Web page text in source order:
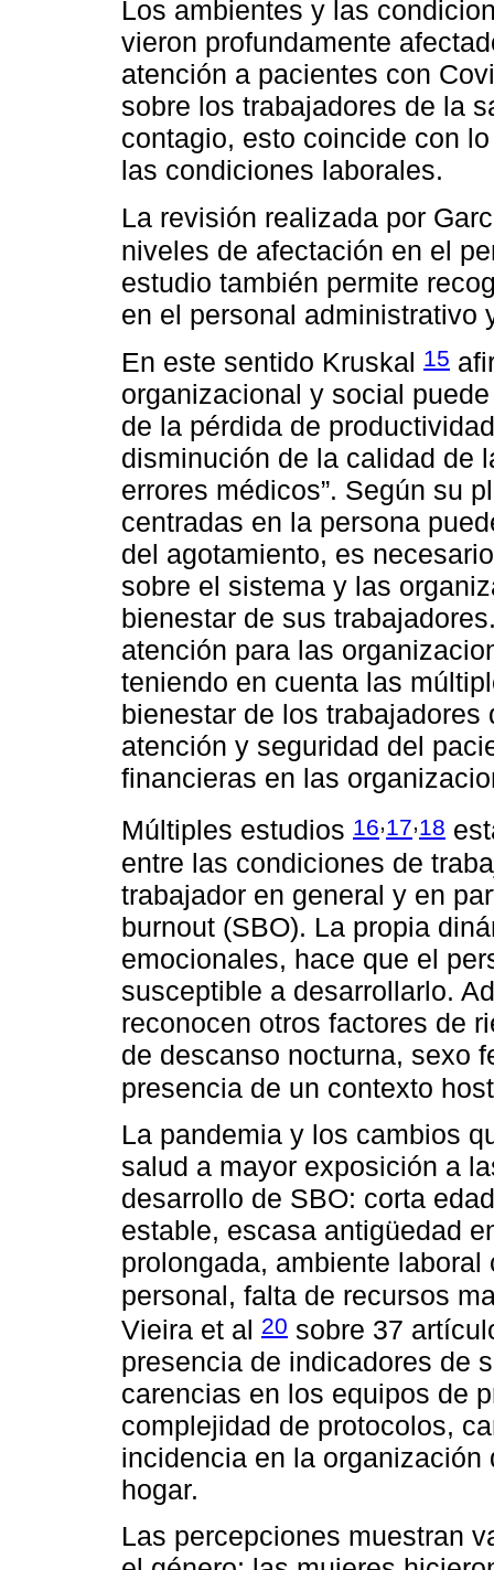
Los ambientes y las
vieron profundamente
atención a pacientes con
sobre los trabajadores de la
contagio, esto coincide con
las condiciones laborales.
La revisión realizada por
niveles de afectación en el
estudio también permite
en el personal administrativo
En este sentido Kruskal 15
organizacional y social
de la pérdida de
disminución de la calidad de
errores médicos”. Según su
centradas en la persona
del agotamiento, es
sobre el sistema y las
bienestar de sus
atención para las
teniendo en cuenta las
bienestar de los
atención y seguridad del
financieras en las
Múltiples estudios 16,17,18
entre las condiciones de
trabajador en general y en
burnout (SBO). La propia
emocionales, hace que el
susceptible a desarrollarlo.
reconocen otros factores de
de descanso nocturna, sexo
presencia de un contexto
La pandemia y los cambios
salud a mayor exposición a
desarrollo de SBO: corta
estable, escasa antigüedad
prolongada, ambiente
personal, falta de recursos
Vieira et al 20 sobre 37
presencia de indicadores de
carencias en los equipos de
complejidad de protocolos,
incidencia en la
hogar.
Las percepciones muestran